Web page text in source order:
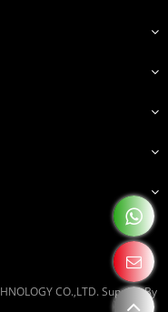
CO.,LTD.Support By